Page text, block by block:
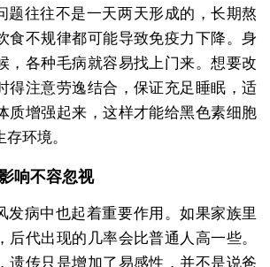
题往往不是一天两天形成的，长期熬
食不规律都可能导致免疫力下降。身
，各种毛病就容易找上门来。想要改
得注意劳逸结合，保证充足睡眠，适
质增强起来，这样才能给黑色素细胞
环境。
响不容忽视
发病中也起着重要作用。如果家族里
后代出现的几率会比普通人高一些。
遗传只是增加了易感性，并不是说爸